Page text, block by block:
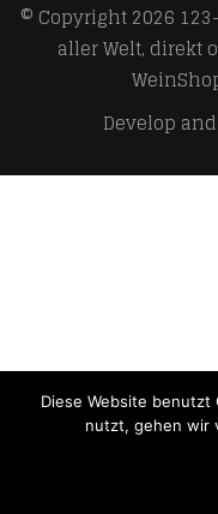
© Copyright 2026
aller Welt, direkt
Develop
Diese Website benutzt
nutzt, gehen wir